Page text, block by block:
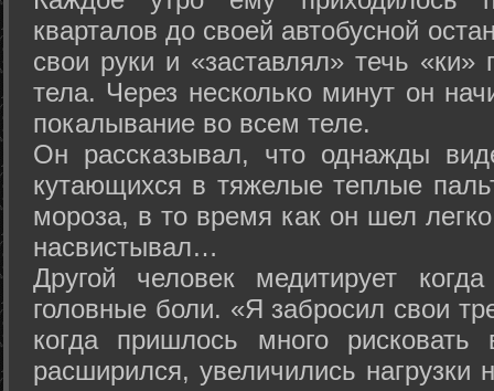
кварталов до своей автобусной
свои руки и «заставлял» течь «ки»
тела. Через несколько минут он
покалывание во всем теле.
Он рассказывал, что однажды
кутающихся в тяжелые теплые
мороза, в то время как он шел
насвистывал…
Другой человек медитирует
головные боли. «Я забросил свои
когда пришлось много
расширился, увеличились нагрузки